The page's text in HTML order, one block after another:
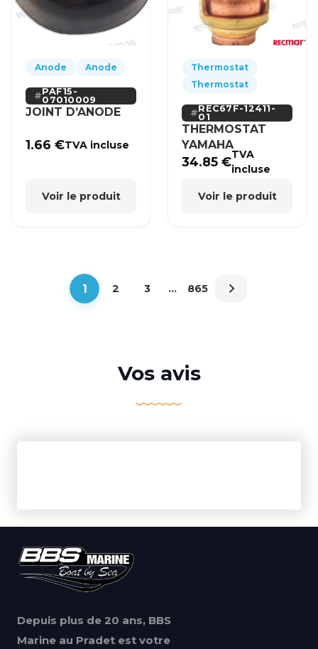
Anode Anode
PAF15-
07010009
JOINT D’ANODE
1.66€TVA incluse
Voir le produit
Thermostat
Thermostat
REC67F-12411-
01
THERMOSTAT
YAMAHA
34.85€TVA
incluse
Voir le produit
1 2 3 … 865
Vos avis
Depuis plus de 20 ans, BBS
Marine au Pradet est votre